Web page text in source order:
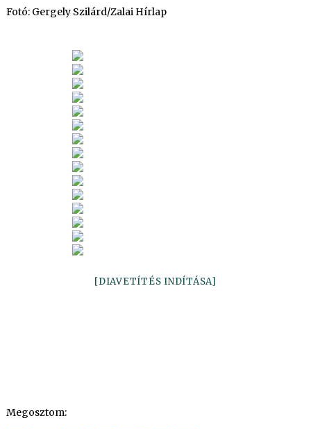
Fotó: Gergely Szilárd/Zalai Hírlap
[DIAVETÍTÉS INDÍTÁSA]
Megosztom: